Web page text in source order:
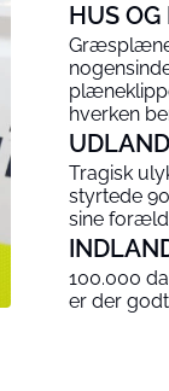
HUS OG
hverken
UDLAND
Tragisk
styrtede
sine
100.000
er der